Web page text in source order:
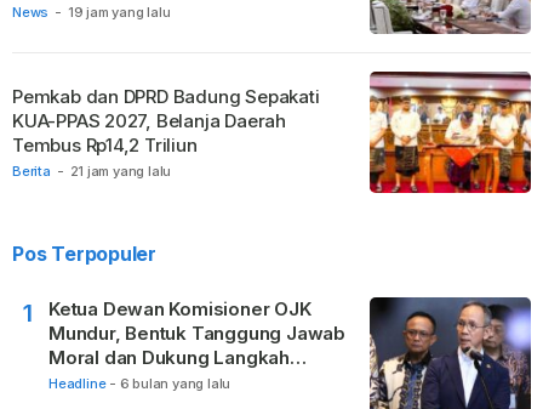
News - 19 jam yang lalu
Berita - 21 jam yang lalu
Pemkab dan DPRD Badung Sepakati
KUA-PPAS 2027, Belanja Daerah
Tembus Rp14,2 Triliun
Pos Terpopuler
1
Ketua Dewan Komisioner OJK
Mundur, Bentuk Tanggung Jawab
Moral dan Dukung Langkah
Pemulihan
Headline - 6 bulan yang lalu